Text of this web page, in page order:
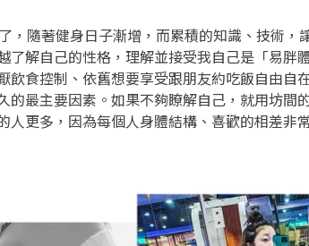
，隨著健身日子漸增，而累積的知識、技術，
了解自己的性格，理解並接受我自己是「易胖
飲食控制、依舊想要享受跟朋友約吃飯自由自
的最主要因素。如果不夠瞭解自己，就用坊間
人更多，因為每個人身體結構、喜歡的相差非